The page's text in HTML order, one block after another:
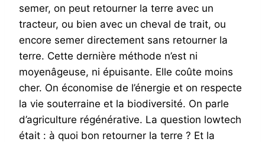
semer, on peut retourner la terre avec un
tracteur, ou bien avec un cheval de trait, ou
encore semer directement sans retourner la
terre. Cette dernière méthode n’est ni
moyenâgeuse, ni épuisante. Elle coûte moins
cher. On économise de l’énergie et on respecte
la vie souterraine et la biodiversité. On parle
d’agriculture régénérative. La question lowtech
était : à quoi bon retourner la terre ? Et la